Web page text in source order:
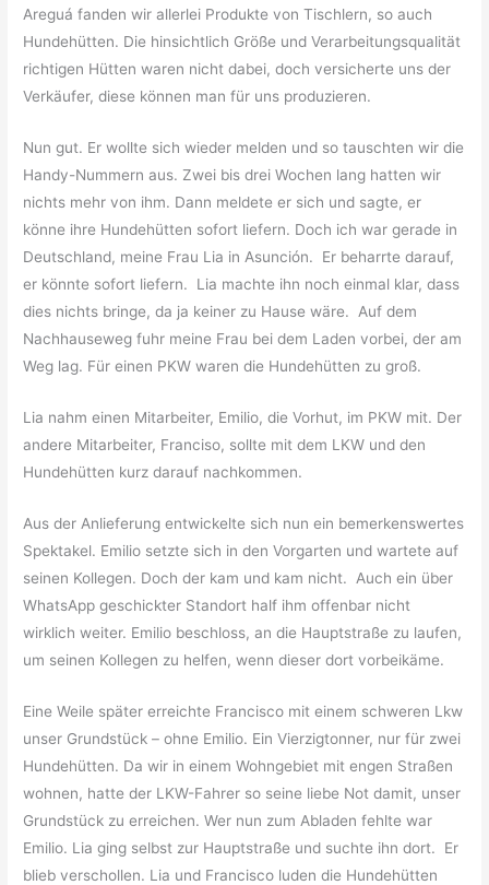
Areguá fanden wir allerlei Produkte von Tischlern, so auch
Hundehütten. Die hinsichtlich Größe und Verarbeitungsqualität
richtigen Hütten waren nicht dabei, doch versicherte uns der
Verkäufer, diese können man für uns produzieren.
Nun gut. Er wollte sich wieder melden und so tauschten wir die
Handy-Nummern aus. Zwei bis drei Wochen lang hatten wir
nichts mehr von ihm. Dann meldete er sich und sagte, er
könne ihre Hundehütten sofort liefern. Doch ich war gerade in
Deutschland, meine Frau Lia in Asunción. Er beharrte darauf,
er könnte sofort liefern. Lia machte ihn noch einmal klar, dass
dies nichts bringe, da ja keiner zu Hause wäre. Auf dem
Nachhauseweg fuhr meine Frau bei dem Laden vorbei, der am
Weg lag. Für einen PKW waren die Hundehütten zu groß.
Lia nahm einen Mitarbeiter, Emilio, die Vorhut, im PKW mit. Der
andere Mitarbeiter, Franciso, sollte mit dem LKW und den
Hundehütten kurz darauf nachkommen.
Aus der Anlieferung entwickelte sich nun ein bemerkenswertes
Spektakel. Emilio setzte sich in den Vorgarten und wartete auf
seinen Kollegen. Doch der kam und kam nicht. Auch ein über
WhatsApp geschickter Standort half ihm offenbar nicht
wirklich weiter. Emilio beschloss, an die Hauptstraße zu laufen,
um seinen Kollegen zu helfen, wenn dieser dort vorbeikäme.
Eine Weile später erreichte Francisco mit einem schweren Lkw
unser Grundstück – ohne Emilio. Ein Vierzigtonner, nur für zwei
Hundehütten. Da wir in einem Wohngebiet mit engen Straßen
wohnen, hatte der LKW-Fahrer so seine liebe Not damit, unser
Grundstück zu erreichen. Wer nun zum Abladen fehlte war
Emilio. Lia ging selbst zur Hauptstraße und suchte ihn dort. Er
blieb verschollen. Lia und Francisco luden die Hundehütten